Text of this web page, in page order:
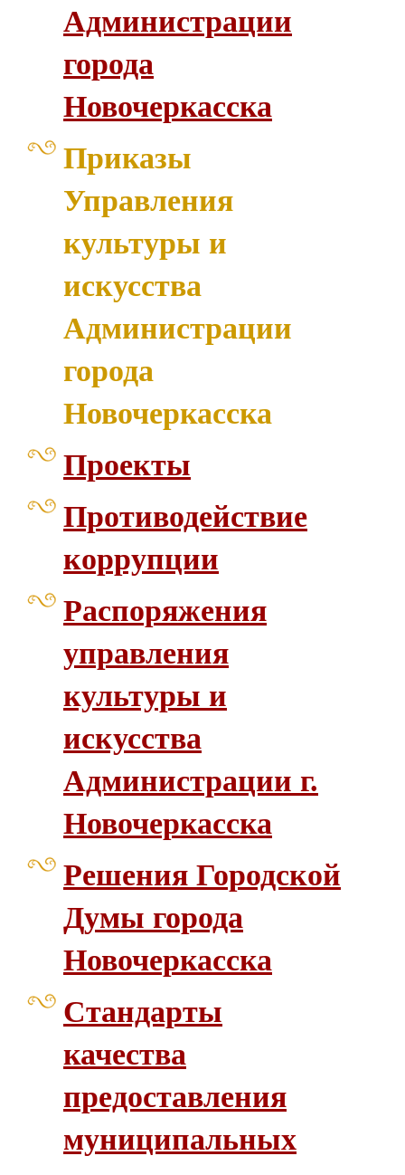
Администрации
города
Новочеркасска
Приказы
Управления
культуры и
искусства
Администрации
города
Новочеркасска
Проекты
Противодействие
коррупции
Распоряжения
управления
культуры и
искусства
Администрации г.
Новочеркасска
Решения Городской
Думы города
Новочеркасска
Стандарты
качества
предоставления
муниципальных